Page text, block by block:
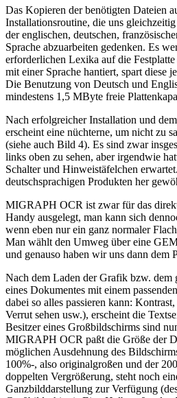
Das Kopieren der benötigten Dateien
Installationsroutine, die uns
der englischen, deutschen,
Sprache abzuarbeiten gedenken. Es
erforderlichen Lexika auf die
mit einer Sprache hantiert, spart diese
Die Benutzung von Deutsch und
mindestens 1,5 MByte freie
Nach erfolgreicher Installation und
erscheint eine nüchterne, um nicht zu
(siehe auch Bild 4). Es sind zwar
links oben zu sehen, aber irgendwie
Schalter und Hinweistäfelchen
deutschsprachigen Produkten her
MIGRAPH OCR ist zwar für das
Handy ausgelegt, man kann sich
wenn eben nur ein ganz normaler
Man wählt den Umweg über eine
und genauso haben wir uns dann dem
Nach dem Laden der Grafik bzw. dem
eines Dokumentes mit einem
dabei so alles passieren kann:
Verrut sehen usw.), erscheint die
Besitzer eines Großbildschirms sind
MIGRAPH OCR paßt die Größe der
möglichen Ausdehnung des
100%-, also originalgroßen und der
doppelten Vergrößerung, steht noch
Ganzbilddarstellung zur Verfügung